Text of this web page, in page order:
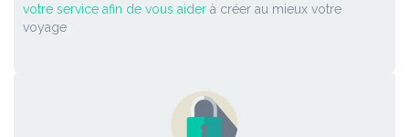
votre service afin de vous aider à créer au mieux votre
voyage